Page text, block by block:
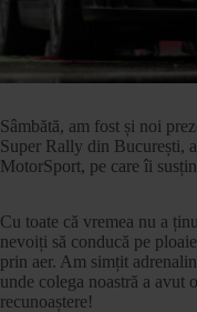
Sâmbătă, am fost și noi
Super Rally din București,
MotorSport, pe care îi
Cu toate că vremea nu a
nevoiți să conducă pe
prin aer. Am simțit
unde colega noastră a avut
recunoaștere!